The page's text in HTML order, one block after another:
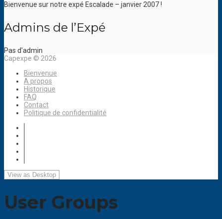
Bienvenue sur notre expé Escalade – janvier 2007 !
Admins de l’Expé
Pas d'admin
Capexpe © 2026
Bienvenue
A propos
Historique
FAQ
Contact
Politique de confidentialité
User Groups